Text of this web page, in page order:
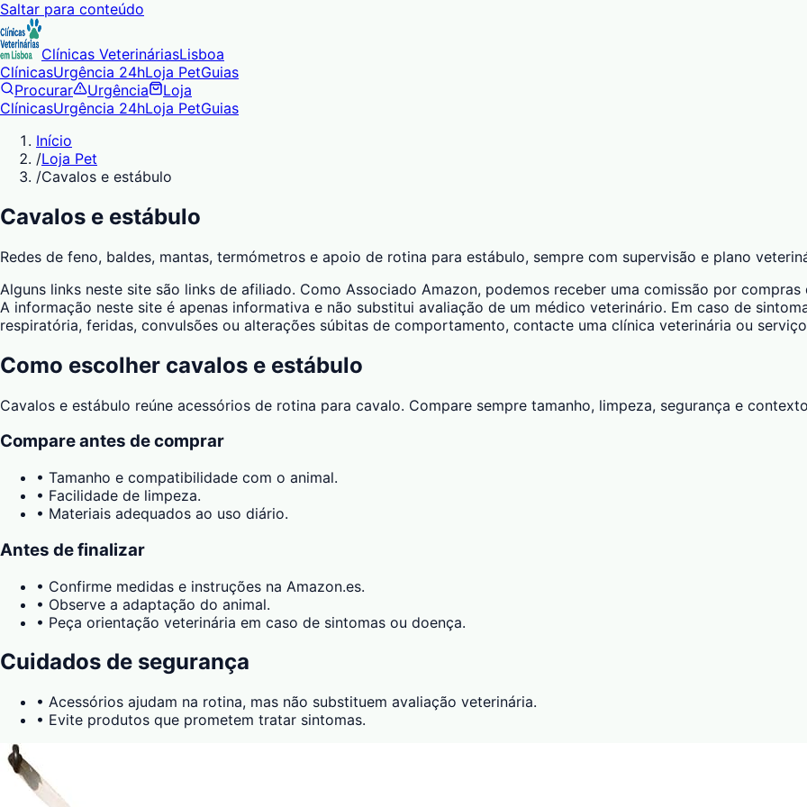
Saltar para conteúdo
Clínicas VeterináriasLisboa
ClínicasUrgência 24hLoja PetGuias
Procurar
Urgência
Loja
ClínicasUrgência 24hLoja PetGuias
Início
/Loja Pet
/Cavalos e estábulo
Cavalos e estábulo
Redes de feno, baldes, mantas, termómetros e apoio de rotina para estábulo, sempre com supervisão e plano
Alguns links neste site são links de afiliado. Como Associado Amazon, podemos receber uma comissão por
A informação neste site é apenas informativa e não substitui avaliação de um médico veterinário. Em caso de
respiratória, feridas, convulsões ou alterações súbitas de comportamento, contacte uma clínica veterinária ou
Como escolher cavalos e estábulo
Cavalos e estábulo reúne acessórios de rotina para cavalo. Compare sempre tamanho, limpeza, segurança e
Compare antes de comprar
• Tamanho e compatibilidade com o animal.
• Facilidade de limpeza.
• Materiais adequados ao uso diário.
Antes de finalizar
• Confirme medidas e instruções na Amazon.es.
• Observe a adaptação do animal.
• Peça orientação veterinária em caso de sintomas ou doença.
Cuidados de segurança
• Acessórios ajudam na rotina, mas não substituem avaliação veterinária.
• Evite produtos que prometem tratar sintomas.